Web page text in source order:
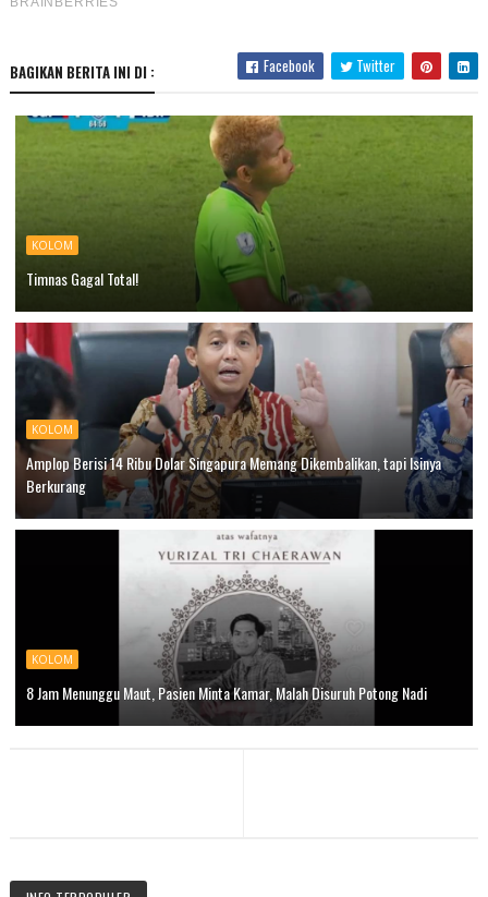
BAGIKAN BERITA INI DI : Facebook Twitter
KOLOM
Timnas Gagal Total!
KOLOM
Amplop Berisi 14 Ribu Dolar Singapura Memang Dikembalikan, tapi Isinya
Berkurang
KOLOM
8 Jam Menunggu Maut, Pasien Minta Kamar, Malah Disuruh Potong Nadi